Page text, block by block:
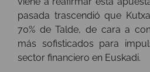
pasada trascendió que
70% de Talde, de cara a
más sofisticados para
sector financiero en Euskadi.